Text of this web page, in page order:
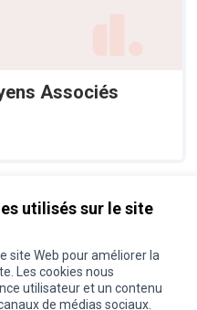
utilisés sur le site
site Web pour améliorer la
Les cookies nous
utilisateur et un contenu
de médias sociaux.
Associés